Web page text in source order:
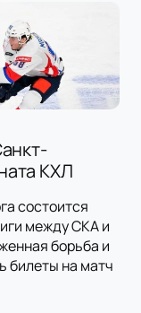
КХЛ
состоится
между СКА и
борьба и
билеты на матч